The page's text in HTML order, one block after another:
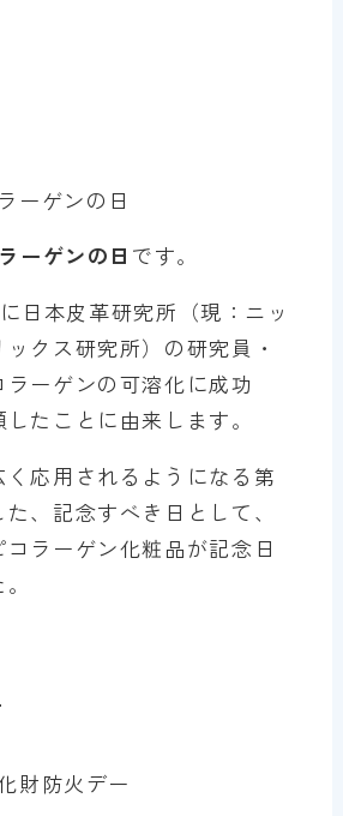
ーゲンの日 です。
日本皮革研究所（現：ニッ
クス研究所）の研究員・
ーゲンの可溶化に成功
たことに由来します。
く応用されるようになる第
、記念すべき日として、
ラーゲン化粧品が記念日